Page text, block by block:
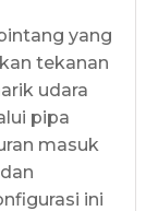
yang
tekanan
udara
pipa
masuk
ini